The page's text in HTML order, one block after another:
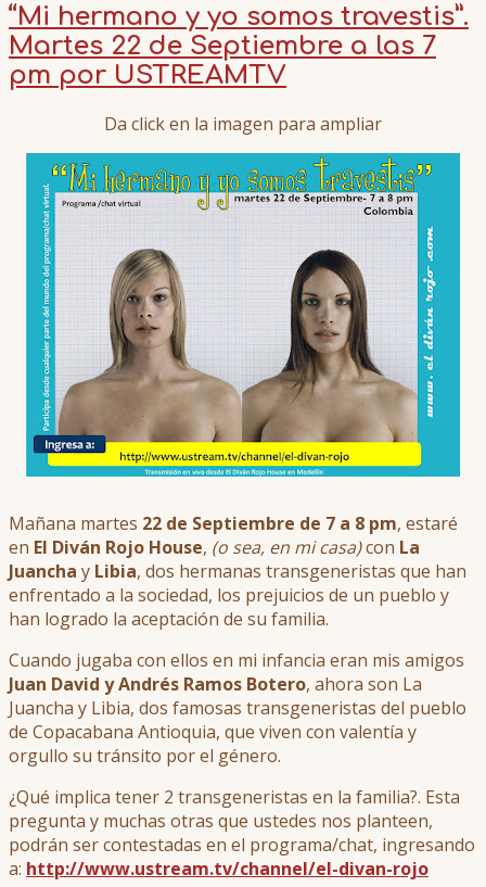
“Mi hermano y yo somos travestis”.
Martes 22 de Septiembre a las 7
pm por USTREAMTV
Da click en la imagen para ampliar
Mañana martes 22 de Septiembre de 7 a 8 pm, estaré
en El Diván Rojo House, (o sea, en mi casa)con La
Juancha y Libia, dos hermanas transgeneristas que han
enfrentado a la sociedad, los prejuicios de un pueblo y
han logrado la aceptación de su familia.
Cuando jugaba con ellos en mi infancia eran mis amigos
Juan David y Andrés Ramos Botero, ahora son La
Juancha y Libia, dos famosas transgeneristas del pueblo
de Copacabana Antioquia, que viven con valentía y
orgullo su tránsito por el género.
¿Qué implica tener 2 transgeneristas en la familia?. Esta
pregunta y muchas otras que ustedes nos planteen,
podrán ser contestadas en el programa/chat, ingresando
a: http://www.ustream.tv/channel/el-divan-rojo